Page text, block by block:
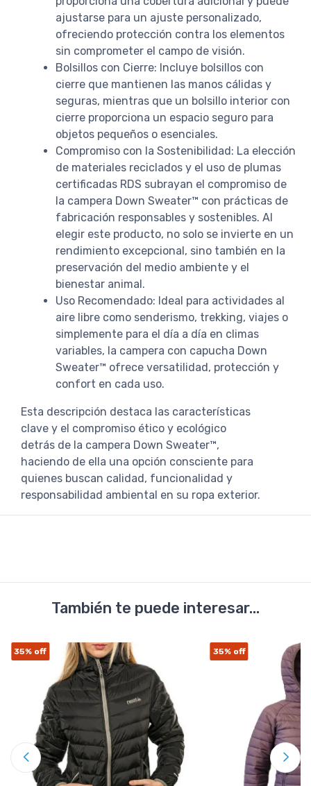
ajustarse para un ajuste personalizado,
ofreciendo protección contra los elementos
sin comprometer el campo de visión.
Bolsillos con Cierre: Incluye bolsillos con
cierre que mantienen las manos cálidas y
seguras, mientras que un bolsillo interior con
cierre proporciona un espacio seguro para
objetos pequeños o esenciales.
Compromiso con la Sostenibilidad: La elección
de materiales reciclados y el uso de plumas
certificadas RDS subrayan el compromiso de
la campera Down Sweater™ con prácticas de
fabricación responsables y sostenibles. Al
elegir este producto, no solo se invierte en un
rendimiento excepcional, sino también en la
preservación del medio ambiente y el
bienestar animal.
Uso Recomendado: Ideal para actividades al
aire libre como senderismo, trekking, viajes o
simplemente para el día a día en climas
variables, la campera con capucha Down
Sweater™ ofrece versatilidad, protección y
confort en cada uso.
Esta descripción destaca las características
clave y el compromiso ético y ecológico
detrás de la campera Down Sweater™,
haciendo de ella una opción consciente para
quienes buscan calidad, funcionalidad y
responsabilidad ambiental en su ropa exterior.
También te puede interesar...
35% off 35% off